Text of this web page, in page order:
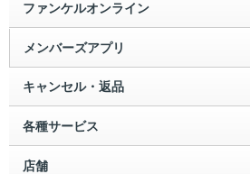
ファンケルオンライン
メンバーズアプリ
キャンセル・返品
各種サービス
店舗